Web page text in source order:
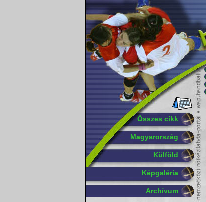
Összes cikk
Magyarország
Külföld
Képgaléria
Archívum